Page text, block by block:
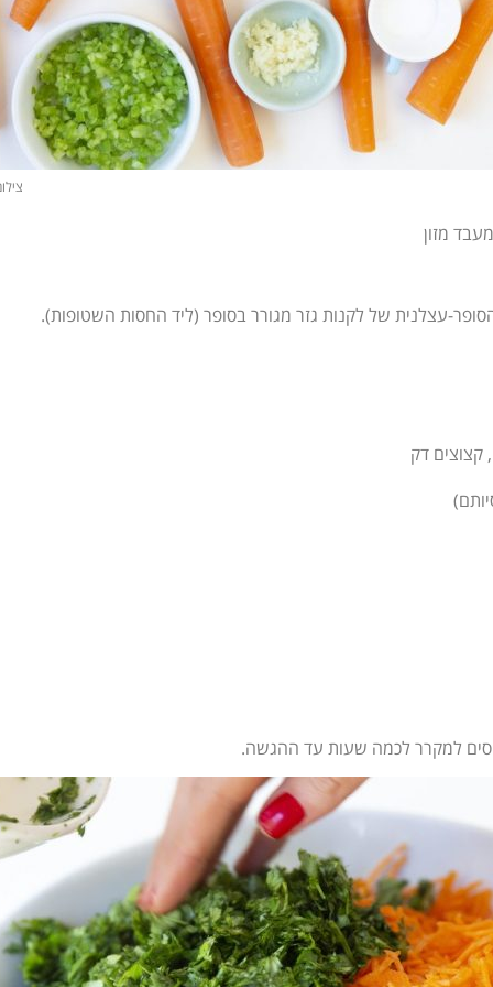
עצלנית של לקנות גזר מגורר בסופר (ליד החסות השטופות).
למקרר לכמה שעות עד ההגשה.